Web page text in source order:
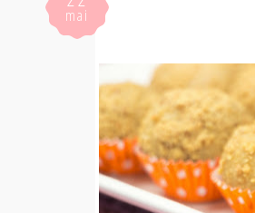
mai